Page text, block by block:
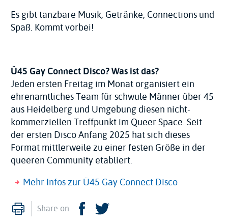
Es gibt tanzbare Musik, Getränke, Connections und
Spaß. Kommt vorbei!
Ü45 Gay Connect Disco? Was ist das?
Jeden ersten Freitag im Monat organisiert ein
ehrenamtliches Team für schwule Männer über 45
aus Heidelberg und Umgebung diesen nicht-
kommerziellen Treffpunkt im Queer Space. Seit
der ersten Disco Anfang 2025 hat sich dieses
Format mittlerweile zu einer festen Größe in der
queeren Community etabliert.
Mehr Infos zur Ü45 Gay Connect Disco
Print
Share on Facebook